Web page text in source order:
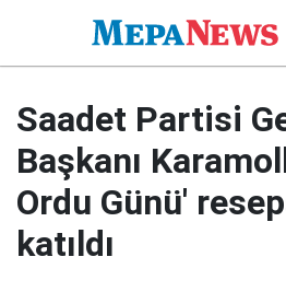
Saadet Partisi
Başkanı
Ordu Günü'
katıldı